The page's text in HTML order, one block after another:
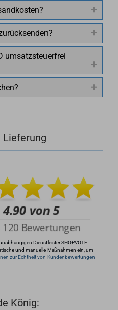
umsatzsteuerfrei
79 78 2
Lieferung
Dienstleister SHOPVOTE
und manuelle Maßnahmen ein, um
zur Echtheit von Kundenbewertungen
König: